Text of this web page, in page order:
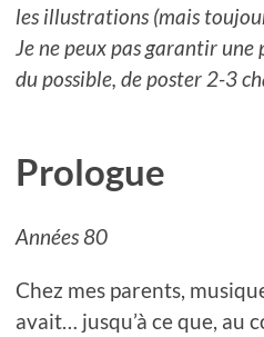
les illustrations (mais
Je ne peux pas garantir une
du possible, de poster 2-3
Prologue
Années 80
Chez mes parents,
avait… jusqu’à ce que, au